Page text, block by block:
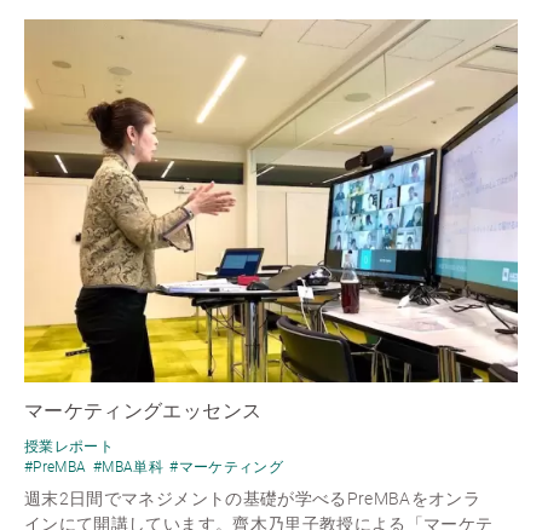
マーケティングエッセンス
授業レポート
#PreMBA #MBA単科 #マーケティング
週末2日間でマネジメントの基礎が学べるPreMBAをオンラ
インにて開講しています。齊木乃里子教授による「マーケテ